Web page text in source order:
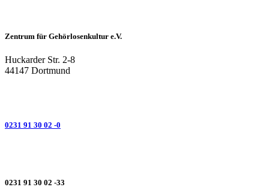
Zentrum für Gehörlosenkultur e.V.
Huckarder Str. 2-8
44147 Dortmund
0231 91 30 02 -0
0231 91 30 02 -33